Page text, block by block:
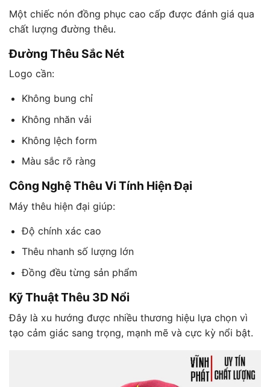
Một chiếc nón đồng phục cao cấp được đánh giá qua
chất lượng đường thêu.
Đường Thêu Sắc Nét
Logo cần:
Không bung chỉ
Không nhăn vải
Không lệch form
Màu sắc rõ ràng
Công Nghệ Thêu Vi Tính Hiện Đại
Máy thêu hiện đại giúp:
Độ chính xác cao
Thêu nhanh số lượng lớn
Đồng đều từng sản phẩm
Kỹ Thuật Thêu 3D Nổi
Đây là xu hướng được nhiều thương hiệu lựa chọn vì
tạo cảm giác sang trọng, mạnh mẽ và cực kỳ nổi bật.